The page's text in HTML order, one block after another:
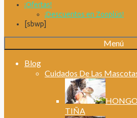
¡Ofertas!
¡Descuentos en Zooplús!
[sbwp]
Menú
Blog
Cuidados De Las
TIÑA